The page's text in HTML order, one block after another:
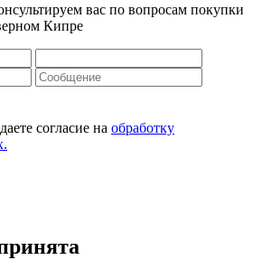
вас по вопросам покупки
Кипре
согласие на обработку